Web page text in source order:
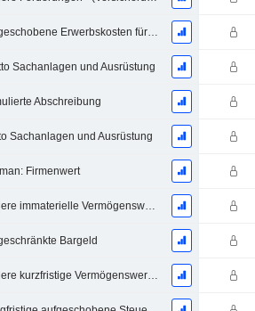
Aufgeschobene Erwerbskosten für Verträge - (BG)
Sachanlagen und Ausrüstung
Abschreibung
Sachanlagen und Ausrüstung
Firmenwert
Andere immaterielle Vermögenswerte, Gesamt - (Modellspezifisch)
Bargeld
Andere kurzfristige Vermögenswerte, Gesamt - (Modellspezifisch)